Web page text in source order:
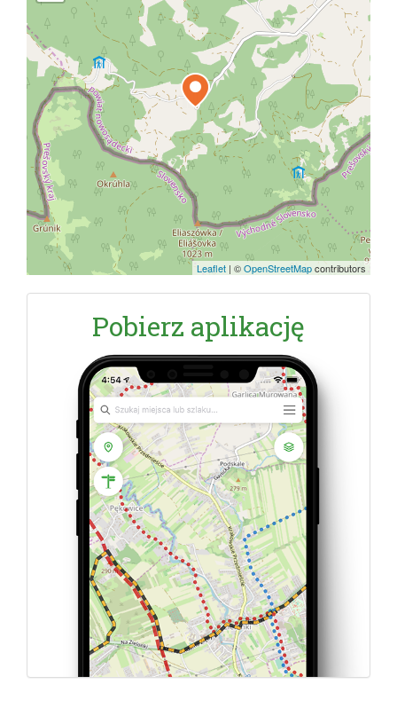
Leaflet | ©OpenStreetMapcontributors
Pobierz aplikację